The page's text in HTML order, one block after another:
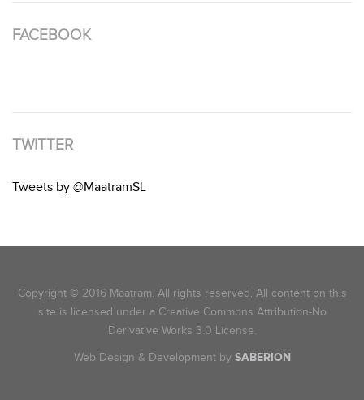
FACEBOOK
TWITTER
Tweets by @MaatramSL
Copyright © 2016 Maatram. All rights reserved. All content on this
site is licensed under a Creative Commons Attribution-No
Derivative Works 3.0 License.
Web Design & Development by SABERION